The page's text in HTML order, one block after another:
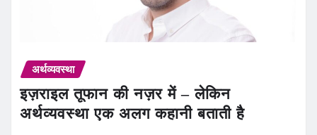
अर्थव्यवस्था
इज़राइल तूफान की नज़र में – लेकिन
अर्थव्यवस्था एक अलग कहानी बताती है